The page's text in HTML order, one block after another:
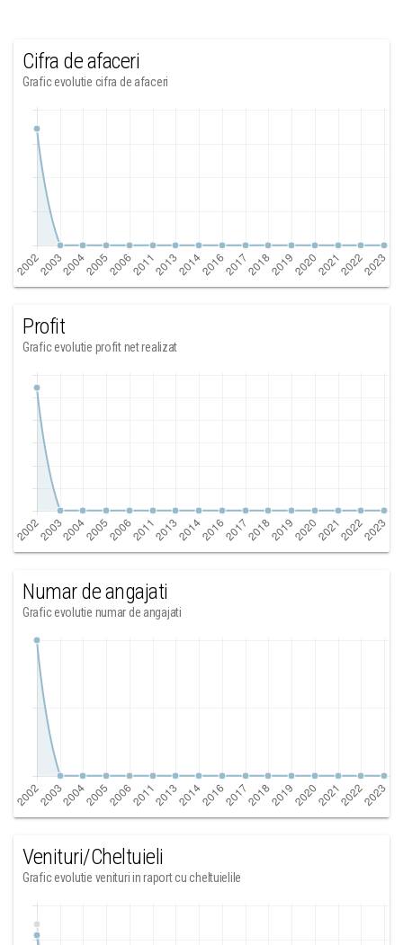
Cifra de afaceri
Grafic evolutie cifra de afaceri
Profit
Grafic evolutie profit net realizat
Numar de angajati
Grafic evolutie numar de angajati
Venituri/Cheltuieli
Grafic evolutie venituri in raport cu cheltuielile